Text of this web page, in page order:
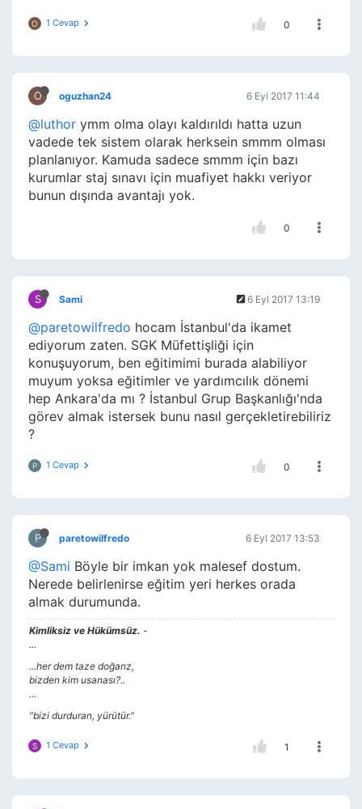
O 1 Cevap 0
O oguzhan24 6 Eyl 2017 11:44
@luthor ymm olma olayı kaldırıldı hatta uzun
vadede tek sistem olarak herksein smmm olması
planlanıyor. Kamuda sadece smmm için bazı
kurumlar staj sınavı için muafiyet hakkı veriyor
bunun dışında avantajı yok.
0
S Sami 6 Eyl 2017 13:19
@paretowilfredo hocam İstanbul'da ikamet
ediyorum zaten. SGK Müfettişliği için
konuşuyorum, ben eğitimimi burada alabiliyor
muyum yoksa eğitimler ve yardımcılık dönemi
hep Ankara'da mı ? İstanbul Grup Başkanlığı'nda
görev almak istersek bunu nasıl gerçekletirebiliriz
?
P 1 Cevap 0
P paretowilfredo 6 Eyl 2017 13:53
@Sami Böyle bir imkan yok malesef dostum.
Nerede belirlenirse eğitim yeri herkes orada
almak durumunda.
Kimliksiz ve Hükümsüz. -
...
...her dem taze doğarız,
bizden kim usanası?..
...
"bizi durduran, yürütür."
S 1 Cevap 1